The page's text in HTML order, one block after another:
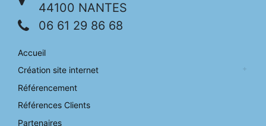
44100 NANTES
06 61 29 86 68
Accueil
Création site internet
Référencement
Références Clients
Partenaires